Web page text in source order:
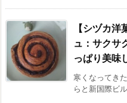
【シヅカ
ュ：サクサ
っぱり美味
寒くなってき
らと新国際ビ